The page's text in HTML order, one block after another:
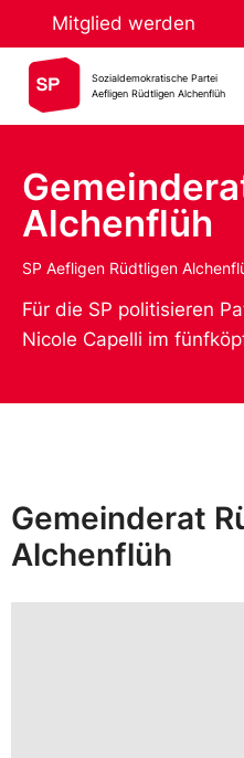
Mitglied werden
Sozialdemokratische Partei
Aefligen Rüdtligen Alchenflüh
Alchenflüh
SP Aefligen Rüdtligen
Für die SP politisieren
Nicole Capelli im
Gemeinderat
Alchenflüh